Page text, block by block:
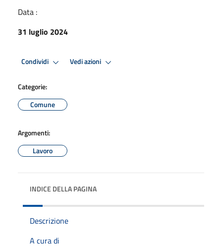
Data :
31 luglio 2024
Condividi Vedi azioni
Categorie:
Comune
Argomenti:
Lavoro
INDICE DELLA PAGINA
Descrizione
A cura di